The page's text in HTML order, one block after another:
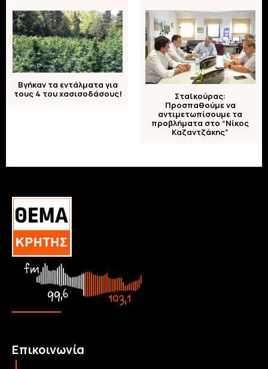
Βγήκαν τα εντάλματα για
τους 4 του χασισοδάσους!
Σταϊκούρας:
Προσπαθούμε να
αντιμετωπίσουμε τα
προβλήματα στο “Νίκος
Καζαντζάκης”
Επικοινωνία